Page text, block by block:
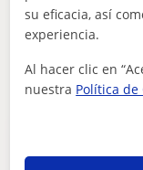
Publica un
Publica un
su eficacia, así
experiencia.
Al hacer clic en
nuestra Política de